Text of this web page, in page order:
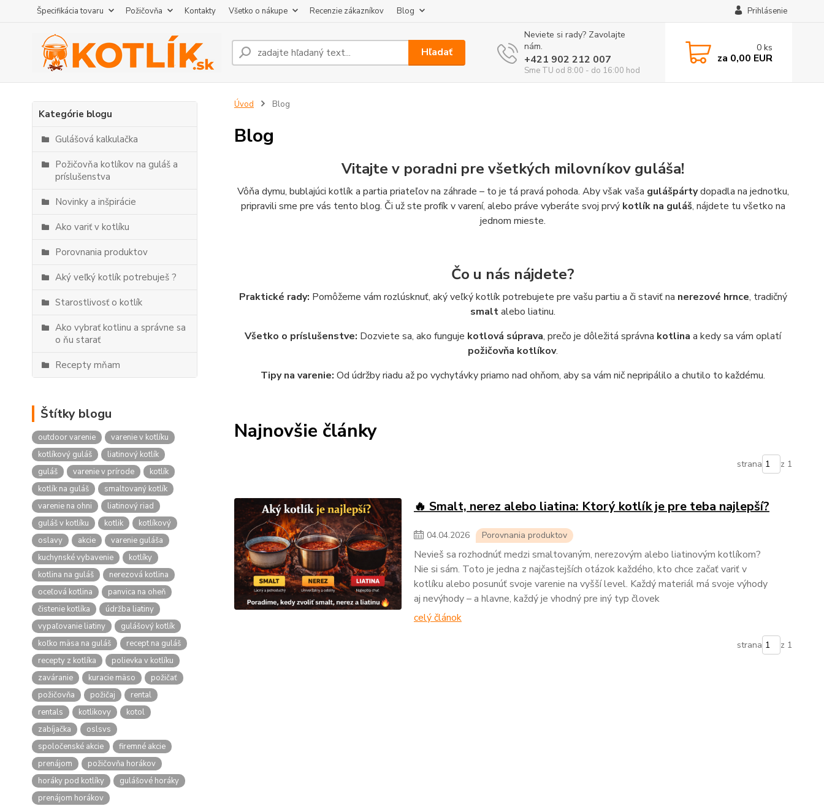
Špecifikácia tovaru Požičovňa Kontakty Všetko o nákupe Recenzie zákazníkov Blog Prihlásenie
Hľadať
Neviete si rady? Zavolajte
nám.
+421 902 212 007
Sme TU od 8:00 - do 16:00 hod
0 ks
za 0,00 EUR
Kategórie blogu
Gulášová kalkulačka
Požičovňa kotlíkov na guláš a
príslušenstva
Novinky a inšpirácie
Ako variť v kotlíku
Porovnania produktov
Aký veľký kotlík potrebuješ ?
Starostlivosť o kotlík
Ako vybrať kotlinu a správne sa
o ňu starať
Recepty mňam
Štítky blogu
outdoor varenie
varenie v kotlíku
kotlíkový guláš
liatinový kotlík
guláš
varenie v prírode
kotlík
kotlík na guláš
smaltovaný kotlík
varenie na ohni
liatinový riad
guláš v kotlíku
kotlik
kotlíkový
oslavy
akcie
varenie guláša
kuchynské vybavenie
kotlíky
kotlina na guláš
nerezová kotlina
oceľová kotlina
panvica na oheň
čistenie kotlíka
údržba liatiny
vypaľovanie liatiny
gulášový kotlík
koľko mäsa na guláš
recept na guláš
recepty z kotlíka
polievka v kotlíku
zaváranie
kuracie mäso
požičať
požičovňa
požičaj
rental
rentals
kotlikovy
kotol
zabíjačka
oslsvs
spoločenské akcie
firemné akcie
prenájom
požičovňa horákov
horáky pod kotlíky
gulášové horáky
prenájom horákov
Úvod Blog
Blog
Vitajte v poradni pre všetkých milovníkov guláša!
Vôňa dymu, bublajúci kotlík a partia priateľov na záhrade – to je tá pravá pohoda. Aby však vaša gulášpártydopadla na jednotku,
pripravili sme pre vás tento blog. Či už ste profík v varení, alebo práve vyberáte svoj prvý kotlík na guláš, nájdete tu všetko na
jednom mieste.
Čo u nás nájdete?
Praktické rady: Pomôžeme vám rozlúsknuť, aký veľký kotlík potrebujete pre vašu partiu a či staviť na nerezové hrnce, tradičný
smaltalebo liatinu.
Všetko o príslušenstve: Dozviete sa, ako funguje kotlová súprava, prečo je dôležitá správna kotlina a kedy sa vám oplatí
požičovňa kotlíkov.
Tipy na varenie: Od údržby riadu až po vychytávky priamo nad ohňom, aby sa vám nič nepripálilo a chutilo to každému.
Najnovšie články
strana z 1
🔥 Smalt, nerez alebo liatina: Ktorý kotlík je pre teba najlepší?
04.04.2026 Porovnania produktov
Nevieš sa rozhodnúť medzi smaltovaným, nerezovým alebo liatinovým kotlíkom?
Nie si sám. Toto je jedna z najčastejších otázok každého, kto chce začať variť v
kotlíku alebo posunúť svoje varenie na vyšší level. Každý materiál má svoje výhody
aj nevýhody – a hlavne, každý je vhodný pre iný typ človek
celý článok
strana z 1